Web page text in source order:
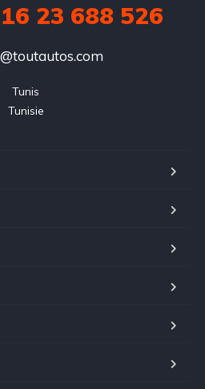
23 688 526
Tunis
Tunisie